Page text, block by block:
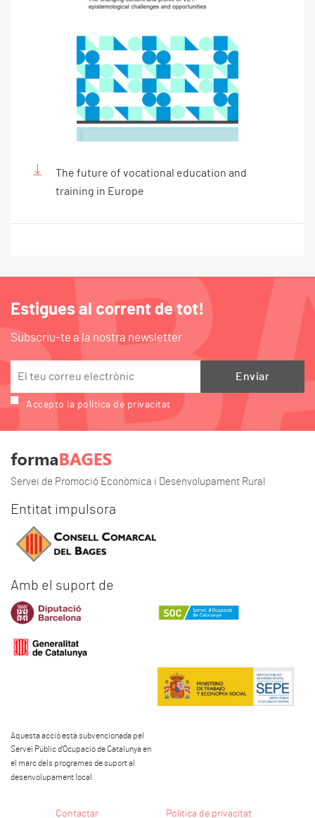
The future of vocational education and
training in Europe
Estigues al corrent de tot!
Subscriu-te a la nostra newsletter
Accepto la política de privacitat
Servei de Promoció Econòmica i Desenvolupament Rural
Entitat impulsora
Amb el suport de
Aquesta acció està subvencionada pel
Servei Públic d'Ocupació de Catalunya en
el marc dels programes de suport al
desenvolupament local
Contactar Política de privacitat